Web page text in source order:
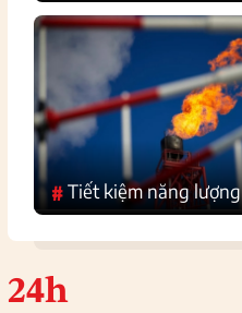
#Tiết kiệm năng lượng
24h